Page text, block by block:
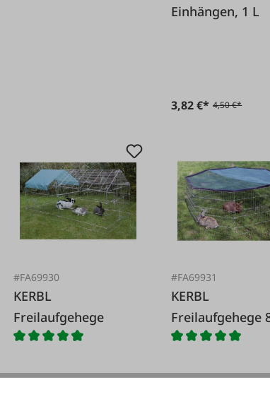
Einhängen, 1 L
3,82 €* 4,50 €*
#FA69930
KERBL
Freilaufgehege
#FA69931
KERBL
Freilaufgehege
eckig